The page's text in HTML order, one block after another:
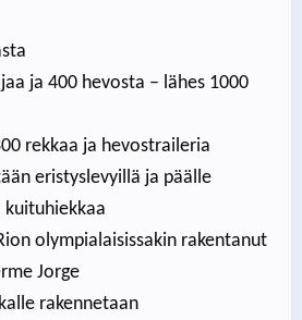
ja 400 hevosta – lähes 1000
rekkaa ja hevostraileria
eristyslevyillä ja päälle
olympialaisissakin rakentanut
Jorge
rakennetaan